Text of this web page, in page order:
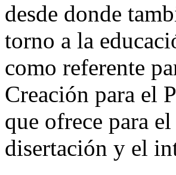
desde donde
torno a la
como referente
Creación para el
que ofrece para
disertación y el